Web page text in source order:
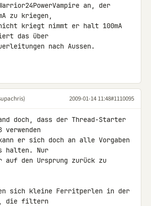
an, der
zu kriegen,
kriegt nimmt er halt 100mA
das über
nach Aussen.
2009-01-14 11:48#1110095
doch, dass der Thread-Starter
verwenden
er sich doch an alle Vorgaben
halten. Nur
auf den Ursprung zurück zu
sich kleine Ferritperlen in der
die filtern